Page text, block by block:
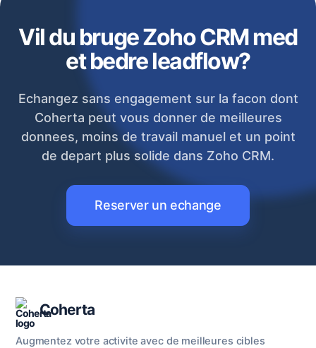
Vil du bruge Zoho CRM med
et bedre leadflow?
Echangez sans engagement sur la facon dont
Coherta peut vous donner de meilleures
donnees, moins de travail manuel et un point
de depart plus solide dans Zoho CRM.
Reserver un echange
Coherta
Augmentez votre activite avec de meilleures cibles